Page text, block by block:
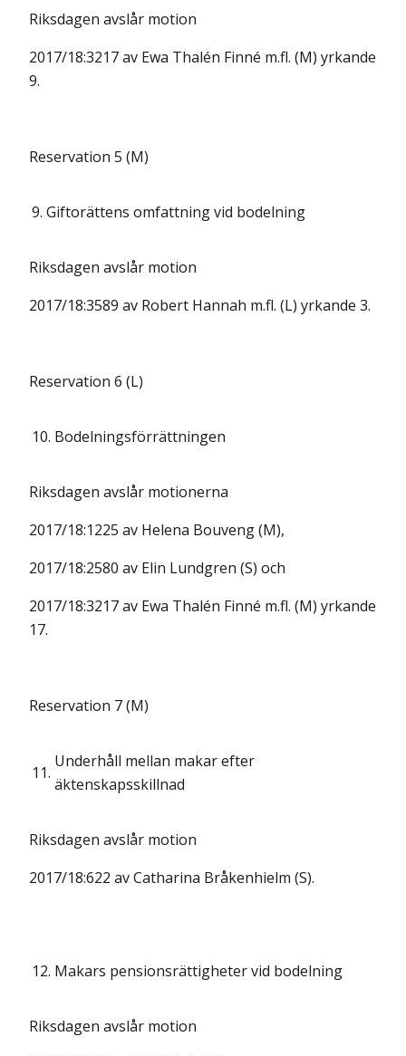
Riksdagen avslår motion
2017/18:3217 av Ewa Thalén Finné m.fl. (M) yrkande
9.
Reservation 5 (M)
9. Giftorättens omfattning vid bodelning
Riksdagen avslår motion
2017/18:3589 av Robert Hannah m.fl. (L) yrkande 3.
Reservation 6 (L)
10. Bodelningsförrättningen
Riksdagen avslår motionerna
2017/18:1225 av Helena Bouveng (M),
2017/18:2580 av Elin Lundgren (S) och
2017/18:3217 av Ewa Thalén Finné m.fl. (M) yrkande
17.
Reservation 7 (M)
11.
Underhåll mellan makar efter
äktenskapsskillnad
Riksdagen avslår motion
2017/18:622 av Catharina Bråkenhielm (S).
12. Makars pensionsrättigheter vid bodelning
Riksdagen avslår motion